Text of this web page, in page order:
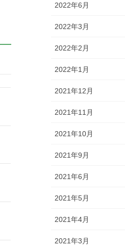
2022年6月
2022年3月
2022年2月
2022年1月
2021年12月
2021年11月
2021年10月
2021年9月
2021年6月
2021年5月
2021年4月
2021年3月